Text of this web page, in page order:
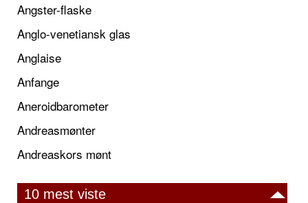
Angster-flaske
Anglo-venetiansk glas
Anglaise
Anfange
Aneroidbarometer
Andreasmønter
Andreaskors mønt
10 mest viste